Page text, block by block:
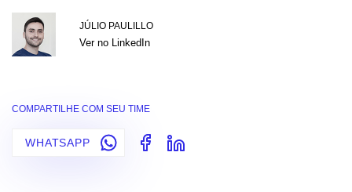
JÚLIO PAULILLO
Ver no LinkedIn
COMPARTILHE COM SEU TIME
WHATSAPP